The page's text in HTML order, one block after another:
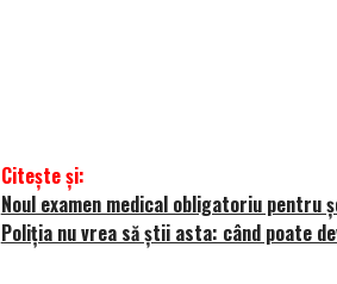
Citește și:
Noul examen medical obligatoriu
Poliția nu vrea să știi asta: când poate